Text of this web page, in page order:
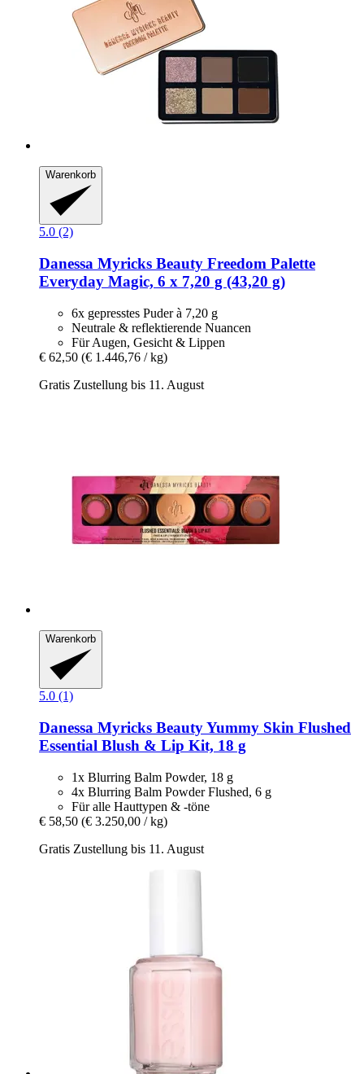
Warenkorb
5.0 (2)
Danessa Myricks Beauty Freedom Palette
Everyday Magic, 6 x 7,20 g (43,20 g)
6x gepresstes Puder à 7,20 g
Neutrale & reflektierende Nuancen
Für Augen, Gesicht & Lippen
€ 62,50 (€ 1.446,76 / kg)
Gratis Zustellung bis 11. August
Warenkorb
5.0 (1)
Danessa Myricks BeautyYummy Skin Flushed
Essential Blush & Lip Kit, 18 g
1x Blurring Balm Powder, 18 g
4x Blurring Balm Powder Flushed, 6 g
Für alle Hauttypen & -töne
€ 58,50 (€ 3.250,00 / kg)
Gratis Zustellung bis 11. August